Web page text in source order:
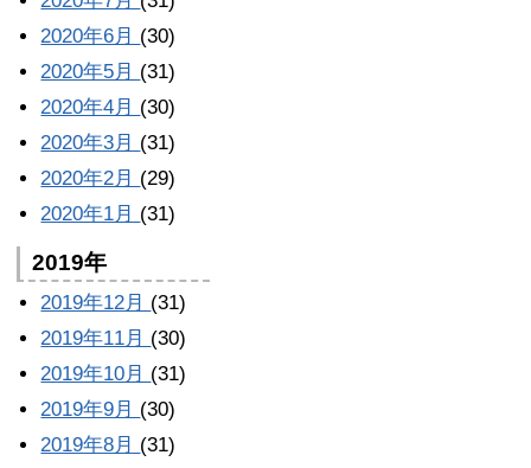
2020年6月 (30)
2020年5月 (31)
2020年4月 (30)
2020年3月 (31)
2020年2月 (29)
2020年1月 (31)
2019年
2019年12月 (31)
2019年11月 (30)
2019年10月 (31)
2019年9月 (30)
2019年8月 (31)